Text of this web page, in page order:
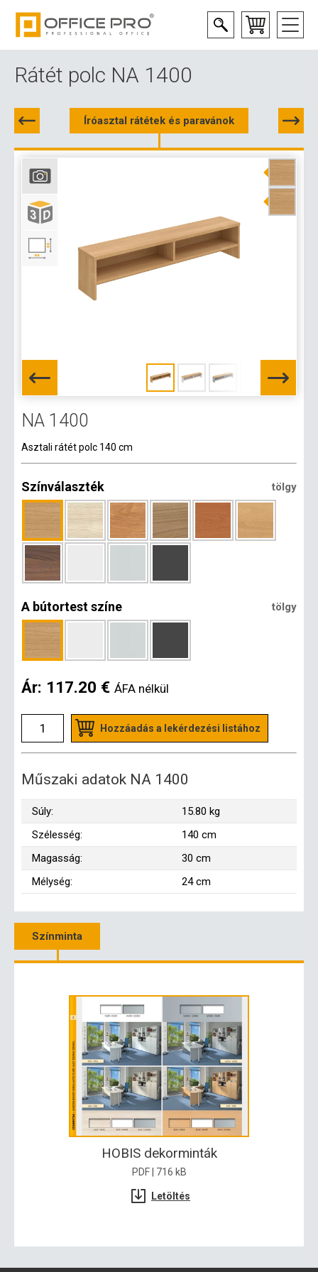
Rátét polc NA 1400
Íróasztal rátétek és paravánok
NA 1400
Asztali rátét polc 140 cm
Színválaszték tölgy
A bútortest színe tölgy
Ár: 117.20 € ÁFA nélkül
Hozzáadás a lekérdezési listához
Műszaki adatok NA 1400
Súly:
15.80 kg
Szélesség:
140 cm
Magasság:
30 cm
Mélység:
24 cm
Színminta
HOBIS dekorminták
PDF | 716 kB
Letöltés